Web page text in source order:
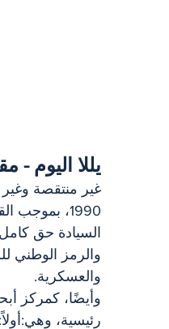
يللا اليوم
غير منتقصة
السيادة حق
والرمز الوطني
والعسكرية.
رئيسية، وهي:أولاً: